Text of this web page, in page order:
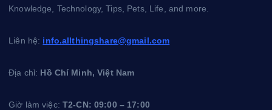
Knowledge, Technology, Tips, Pets, Life, and more.
Liên hệ: info.allthingshare@gmail.com
Địa chỉ: Hồ Chí Minh, Việt Nam
Giờ làm việc:T2-CN: 09:00 – 17:00